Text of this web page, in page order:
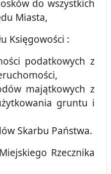
do wszystkich
Miasta,
Księgowości :
podatkowych z
majątkowych z
gruntu i
Skarbu Państwa.
Rzecznika